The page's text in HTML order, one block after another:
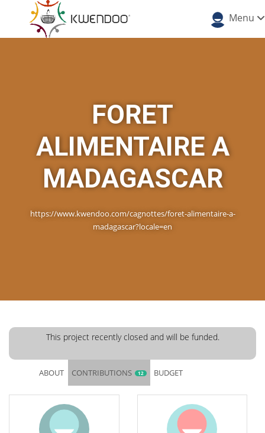
Menu
FORET
ALIMENTAIRE A
MADAGASCAR
https://www.kwendoo.com/cagnottes/foret-alimentaire-a-
madagascar?locale=en
This project recently closed and will be funded.
ABOUT CONTRIBUTIONS 12 BUDGET